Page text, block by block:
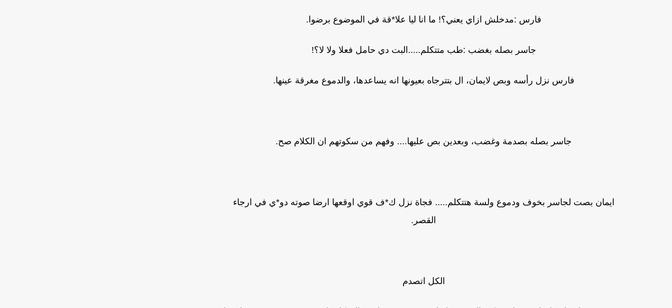
فارس :مدخلش ازاي يعني؟! ما انا ليا علا*قة في الموضوع برضوا.
جاسر بصله بغضب :طب متتكلم.....البت دي حامل فعلا ولا لا؟!
فارس نزل رأسه وبص لايمان، ال بتترجاه بعيونها انه يساعدها، والدموع مغرقة عينها.
جاسر بصله بصدمة وغضب، وبعدين بص عليها.... وفهم من سكوتهم ان الكلام صح.
ايمان بصت لجاسر بخوف ودموع ولسة هتتكلم..... فجاة نزل ك*ف قوي اوقعها ارضا صوته دو*ي في ارجاء
القصر.
الكل اتصدم